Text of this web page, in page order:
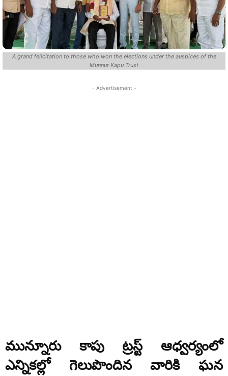
A grand felicitation to those who won the elections under the auspices of the
Munnur Kapu Trust
- Advertisement -
మున్నూరు కాపు ట్రస్ట్ ఆధ్వర్యంలో
ఎన్నికల్లో గెలుపొందిన వారికి ఘన